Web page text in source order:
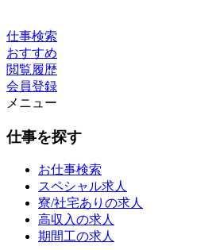
仕事検索
おすすめ
閲覧履歴
会員登録
メニュー
仕事を探す
お仕事検索
スペシャル求人
寮/社宅ありの求人
高収入の求人
期間工の求人